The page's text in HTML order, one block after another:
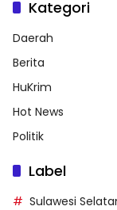
Kategori
Daerah
Berita
HuKrim
Hot News
Politik
Label
Sulawesi